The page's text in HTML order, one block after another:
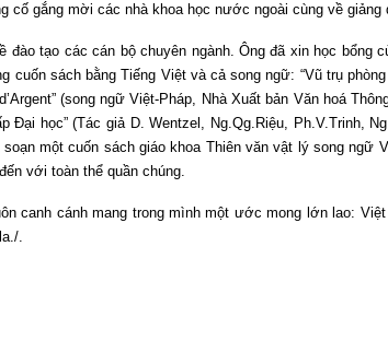
cố gắng mời các nhà khoa học nước ngoài cùng về
đào tạo các cán bộ chuyên ngành. Ông đã xin học
sách bằng Tiếng Việt và cả song ngữ: “Vũ trụ
(song ngữ Việt-Pháp, Nhà Xuất bản Văn hoá
Đại học” (Tác giả D. Wentzel, Ng.Qg.Riệu, Ph.V.Trinh,
một cuốn sách giáo khoa Thiên văn vật lý song
với toàn thể quần chúng.
canh cánh mang trong mình một ước mong lớn lao:
.